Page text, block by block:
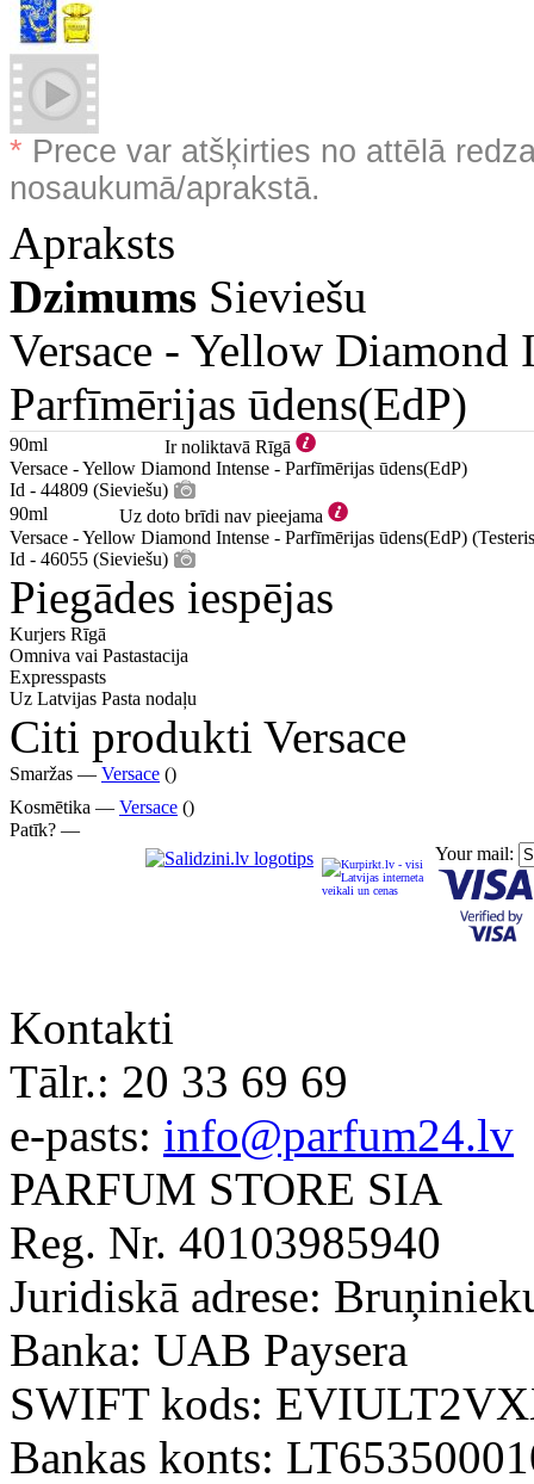
* Prece var atšķirties no attēlā
nosaukumā/aprakstā.
Apraksts
Dzimums Sieviešu
Versace - Yellow Diamond
Parfīmērijas ūdens(EdP)
90ml
Ir noliktavā Rīgā
Versace - Yellow Diamond Intense - Parfīmērijas ūdens(EdP)
Id - 44809 (Sieviešu)
90ml
Uz doto brīdi nav pieejama
Versace - Yellow Diamond Intense - Parfīmērijas ūdens(EdP)
Id - 46055 (Sieviešu)
Piegādes iespējas
Kurjers Rīgā
Omniva vai Pastastacija
Expresspasts
Uz Latvijas Pasta nodaļu
Citi produkti Versace
Smaržas — Versace ()
Kosmētika — Versace ()
Patīk? —
Your mail:
Kontakti
Tālr.: 20 33 69 69
e-pasts: info@parfum24.lv
PARFUM STORE SIA
Reg. Nr. 40103985940
Juridiskā adrese:
Banka: UAB Paysera
SWIFT kods:
Bankas konts: